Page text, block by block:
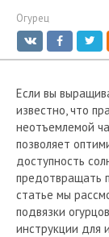
Огурец
Если вы
известно, что
неотъемлемой
позволяет
доступность
предотвращать
статье мы
подвязки
инструкции для